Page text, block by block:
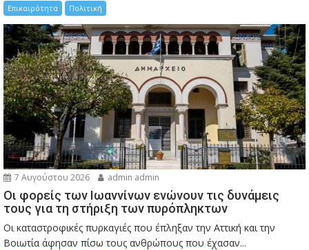
Επικαιρότητα Πολιτική
7 Αυγούστου 2026 admin admin
Οι φορείς των Ιωαννίνων ενώνουν τις δυνάμεις
τους για τη στήριξη των πυρόπληκτων
Οι καταστροφικές πυρκαγιές που έπληξαν την Αττική και την
Bοιωτία άφησαν πίσω τους ανθρώπους που έχασαν...